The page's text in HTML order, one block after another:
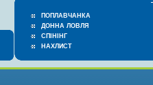
ПОПЛАВЧАНКА
ДОННА ЛОВЛЯ
СПІНІНГ
НАХЛИСТ